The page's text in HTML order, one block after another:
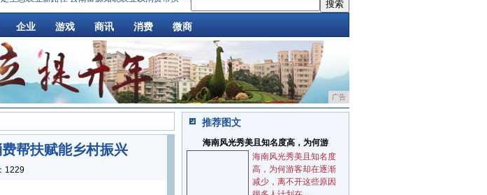
企业 游戏 商讯 消费 微商
广告
帮扶赋能乡村振兴
1229
推荐图文
海南风光秀美且知名度高，为何游
海南风光秀美且知名度
高，为何游客却在逐渐
减少，离不开这些原因